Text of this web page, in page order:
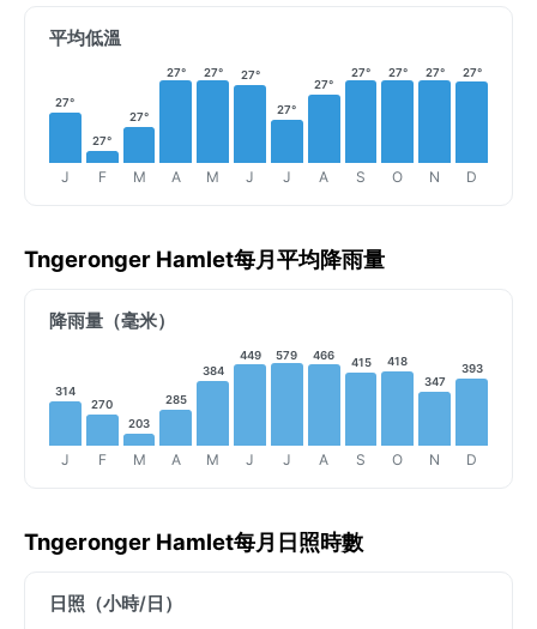
平均低溫
27°
J
27°
F
27°
M
27°
A
27°
M
27°
J
27°
J
27°
A
27°
S
27°
O
27°
N
27°
D
Tngeronger Hamlet每月平均降雨量
降雨量（毫米）
314
J
270
F
203
M
285
A
384
M
449
J
579
J
466
A
415
S
418
O
347
N
393
D
Tngeronger Hamlet每月日照時數
日照（小時/日）